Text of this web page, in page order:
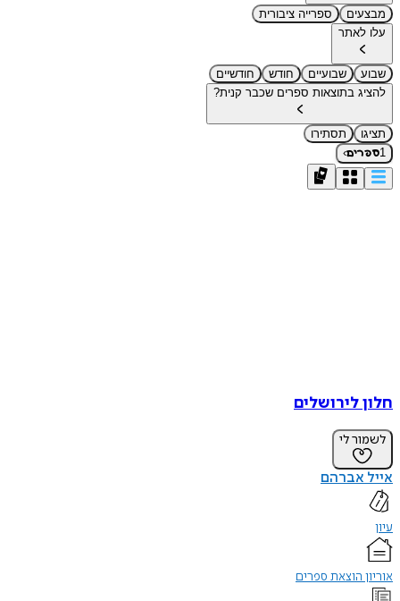
מבצעים
ספרייה ציבורית
עלו לאתר
שבוע שבועיים חודש
חודשיים
להציג בתוצאות ספרים שכבר קנית?
תציגו
תסתירו
1ספרים›
חלון לירושלים
לשמור לי
אייל אברהם
עיון
אוריון הוצאת ספרים